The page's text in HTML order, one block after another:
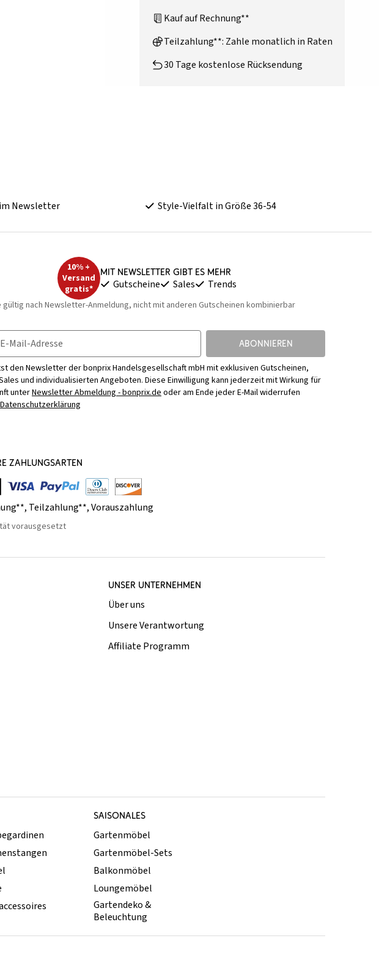
Kauf auf Rechnung**
Teilzahlung**: Zahle monatlich in Raten
30 Tage kostenlose Rücksendung
Newsletter Style-Vielfalt in Größe 36-54
10% +
Versand
gratis*
Mit Newsletter gibt es mehr
Gutscheine Sales Trends
gültig nach Newsletter-Anmeldung, nicht mit anderen Gutscheinen kombinierbar
Mail-Adresse ABONNIEREN
den Newsletter der bonprix Handelsgesellschaft mbH mit exklusiven Gutscheinen,
und individualisierten Angeboten. Diese Einwilligung kann jederzeit mit Wirkung für
unterNewsletter Abmeldung - bonprix.de oder am Ende jeder E-Mail widerrufen
Datenschutzerklärung
ZAHLUNGSARTEN
, Teilzahlung**,Vorauszahlung
vorausgesetzt
UNSER UNTERNEHMEN
Über uns
Unsere Verantwortung
Affiliate Programm
SAISONALES
Gartenmöbel
Gartenmöbel-Sets
Balkonmöbel
Loungemöbel
Gartendeko &
Beleuchtung